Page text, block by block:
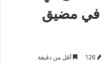
في مضيق
126 أقل من دقيقة